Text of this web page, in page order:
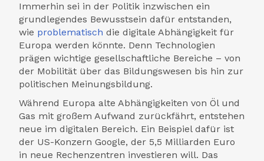
Immerhin sei in der Politik inzwischen ein
grundlegendes Bewusstsein dafür entstanden,
wie problematisch die digitale Abhängigkeit für
Europa werden könnte. Denn Technologien
prägen wichtige gesellschaftliche Bereiche – von
der Mobilität über das Bildungs­wesen bis hin zur
politischen Meinungs­bildung.
Während Europa alte Abhängigkeiten von Öl und
Gas mit großem Aufwand zurückfährt, entstehen
neue im digitalen Bereich. Ein Beispiel dafür ist
der US-Konzern Google, der 5,5 Milliarden Euro
in neue Rechen­zentren investieren will. Das